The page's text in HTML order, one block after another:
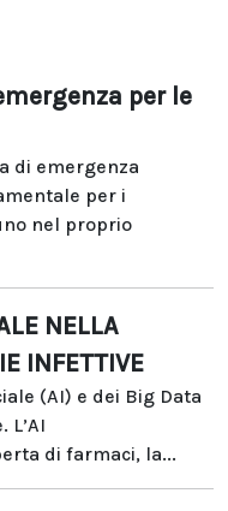
per le
di emergenza
per i
nel proprio
NELLA
INFETTIVE
(AI) e dei Big Data
di farmaci, la...